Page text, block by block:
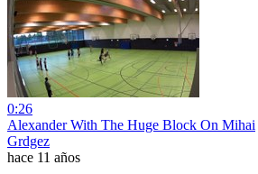
0:26
Alexander With The Huge Block On Mihai
Grdgez
hace 11 años